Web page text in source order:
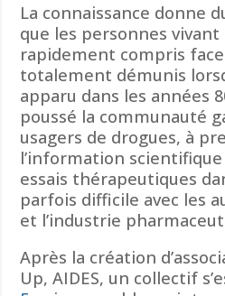
La connaissance donne
que les personnes vivant
rapidement compris
totalement démunis
apparu dans les années
poussé la communauté
usagers de drogues, à
l’information scientifique
essais thérapeutiques
parfois difficile avec les
et l’industrie
Après la création
Up, AIDES, un collectif